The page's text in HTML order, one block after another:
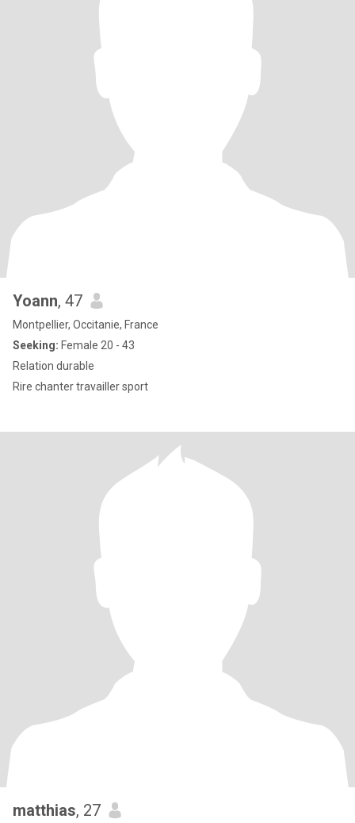
Yoann, 47
Montpellier, Occitanie, France
Seeking: Female 20 - 43
Relation durable
Rire chanter travailler sport
matthias, 27